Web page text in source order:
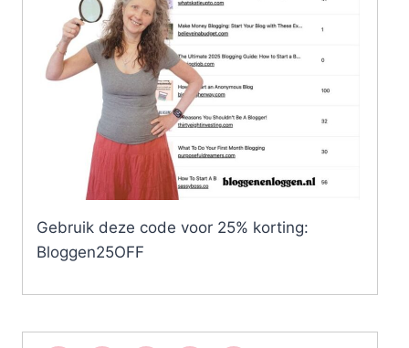
Gebruik deze code voor 25% korting:
Bloggen25OFF